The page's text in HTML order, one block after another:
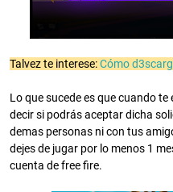
Talvez te interese:Cómo
Lo que sucede es que cuando
decir si podrás aceptar dicha
demas personas ni con tus
dejes de jugar por lo menos 1
cuenta de free fire.